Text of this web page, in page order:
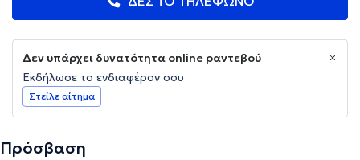
Δεν υπάρχει δυνατότητα online ραντεβού
Εκδήλωσε το ενδιαφέρον σου
Στείλε αίτημα
Πρόσβαση